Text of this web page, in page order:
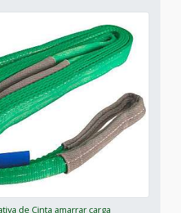
de Cinta amarrar carga